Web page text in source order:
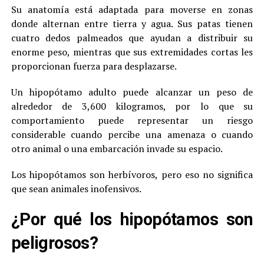
Su anatomía está adaptada para moverse en zonas
donde alternan entre tierra y agua. Sus patas tienen
cuatro dedos palmeados que ayudan a distribuir su
enorme peso, mientras que sus extremidades cortas les
proporcionan fuerza para desplazarse.
Un hipopótamo adulto puede alcanzar un peso de
alrededor de 3,600 kilogramos, por lo que su
comportamiento puede representar un riesgo
considerable cuando percibe una amenaza o cuando
otro animal o una embarcación invade su espacio.
Los hipopótamos son herbívoros, pero eso no significa
que sean animales inofensivos.
¿Por qué los hipopótamos son
peligrosos?